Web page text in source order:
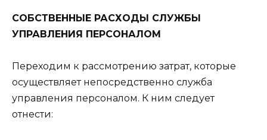
СОБСТВЕННЫЕ РАСХОДЫ СЛУЖБЫ
УПРАВЛЕНИЯ ПЕРСОНАЛОМ
Переходим к рассмотрению затрат, которые
осуществляет непосредственно служба
управления персоналом. К ним следует
отнести: